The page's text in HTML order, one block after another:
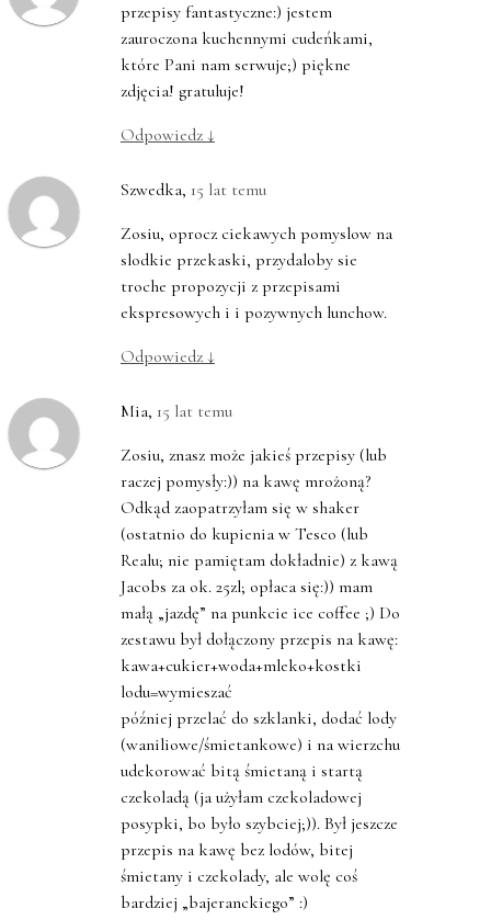
przepisy fantastyczne:) jestem
zauroczona kuchennymi cudeńkami,
które Pani nam serwuje;) piękne
zdjęcia! gratuluje!
Odpowiedz ↓
Szwedka, 15 lat temu
Zosiu, oprocz ciekawych pomyslow na
slodkie przekaski, przydaloby sie
troche propozycji z przepisami
ekspresowych i i pozywnych lunchow.
Odpowiedz ↓
Mia, 15 lat temu
Zosiu, znasz może jakieś przepisy (lub
raczej pomysły:)) na kawę mrożoną?
Odkąd zaopatrzyłam się w shaker
(ostatnio do kupienia w Tesco (lub
Realu; nie pamiętam dokładnie) z kawą
Jacobs za ok. 25zl; opłaca się:)) mam
małą „jazdę” na punkcie ice coffee ;) Do
zestawu był dołączony przepis na kawę:
kawa+cukier+woda+mleko+kostki
lodu=wymieszać
później przelać do szklanki, dodać lody
(waniliowe/śmietankowe) i na wierzchu
udekorować bitą śmietaną i startą
czekoladą (ja użyłam czekoladowej
posypki, bo było szybciej;)). Był jeszcze
przepis na kawę bez lodów, bitej
śmietany i czekolady, ale wolę coś
bardziej „bajeranckiego” :)